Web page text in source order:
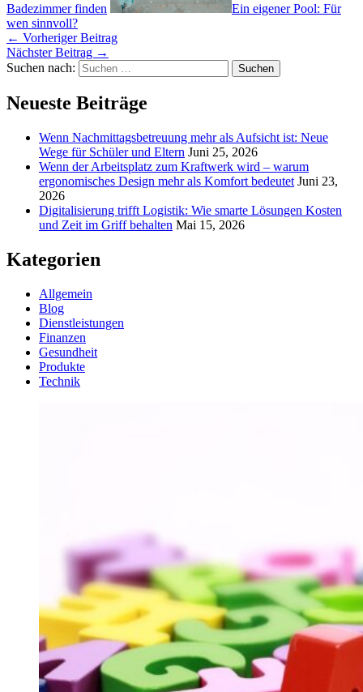
Badezimmer finden
Ein eigener Pool: Für
wen sinnvoll?
← Vorheriger Beitrag
Nächster Beitrag →
Suchen nach:
Neueste Beiträge
Wenn Nachmittagsbetreuung mehr als Aufsicht ist: Neue
Wege für Schüler und Eltern Juni 25, 2026
Wenn der Arbeitsplatz zum Kraftwerk wird – warum
ergonomisches Design mehr als Komfort bedeutet Juni 23,
2026
Digitalisierung trifft Logistik: Wie smarte Lösungen Kosten
und Zeit im Griff behalten Mai 15, 2026
Kategorien
Allgemein
Blog
Dienstleistungen
Finanzen
Gesundheit
Produkte
Technik